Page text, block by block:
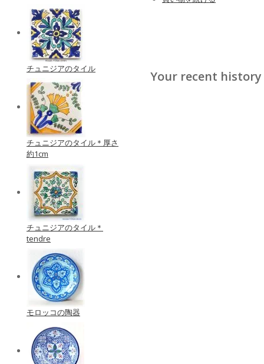
Your recent history
チュニジアのタイル
チュニジアのタイル＊厚さ
約1cm
チュニジアのタイル＊
tendre
モロッコの陶器